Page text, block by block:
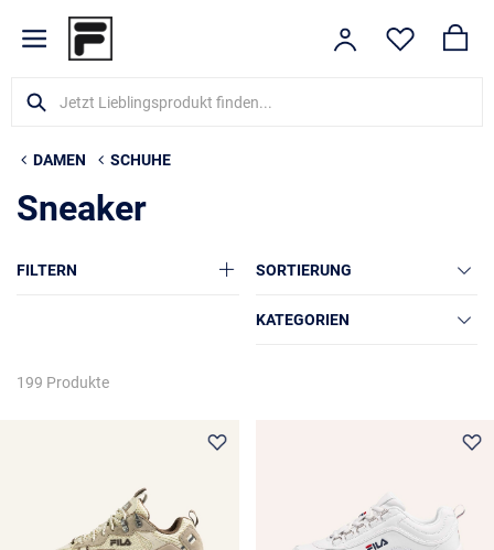
DAMEN SCHUHE
Sneaker
FILTERN SORTIERUNG
KATEGORIEN
199 Produkte